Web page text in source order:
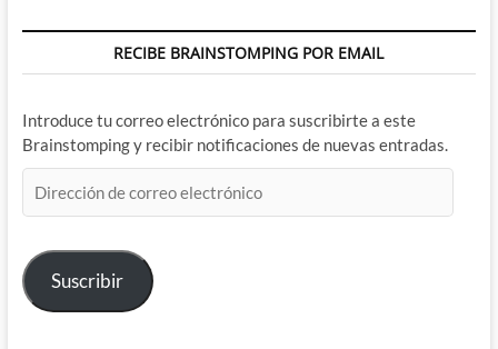
RECIBE BRAINSTOMPING POR EMAIL
Introduce tu correo electrónico para suscribirte a este
Brainstomping y recibir notificaciones de nuevas entradas.
de
electrónico
Suscribir